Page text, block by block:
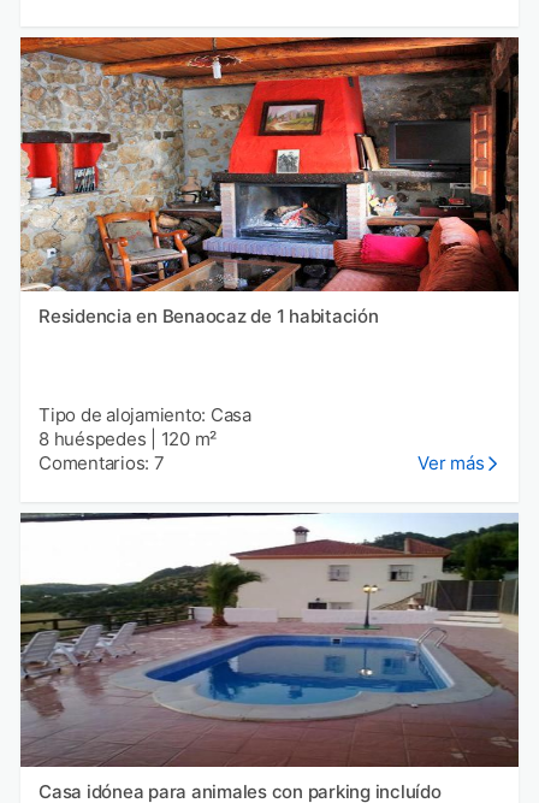
Residencia en Benaocaz de 1 habitación
Tipo de alojamiento: Casa
8 huéspedes
120 m²
Comentarios: 7
Ver más
Casa idónea para animales con parking incluído